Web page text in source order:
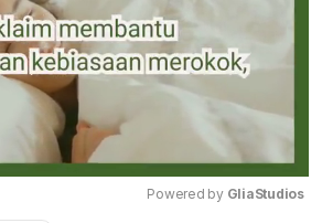
Powered by GliaStudios